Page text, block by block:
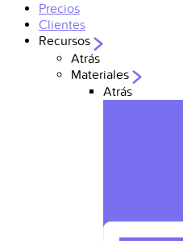
Precios
Clientes
Recursos
Atrás
Materiales
Atrás